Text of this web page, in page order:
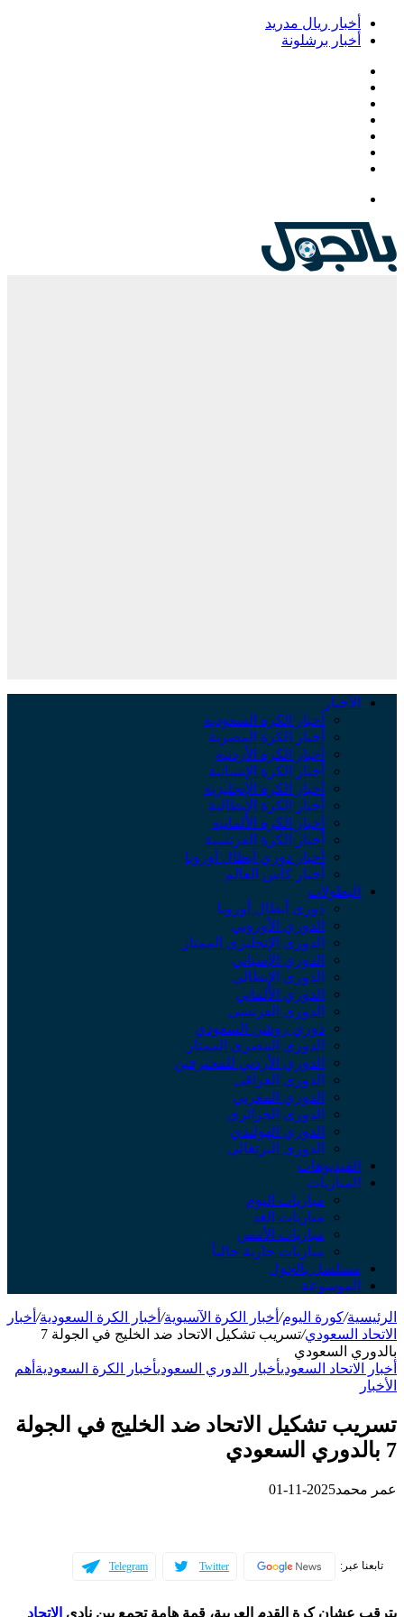
ريال مدريد
برشلونة
أخبار الكرة السعودية
أخبار الكرة المصرية
أخبار الكرة الأردنية
أخبار الكرة الإسبانية
أخبار الكرة الإنجليزية
أخبار الكرة الإيطالية
أخبار الكرة الألمانية
أخبار الكرة الفرنسية
أخبار دوري أبطال أوروبا
أخبار كأس العالم
دوري أبطال أوروبا
الدوري الأوروبي
الدوري الإنجليزي الممتاز
الدوري الإسباني
الدوري الإيطالي
الدوري الألماني
الدوري الفرنسي
دوري روشن السعودي
الدوري المصري الممتاز
الدوري الأردني للمحترفين
الدوري العراقي
الدوري المغربي
الدوري الجزائري
الدوري الهولندي
الدوري البرتغالي
مباريات اليوم
مباريات الغد
مباريات الأمس
مباريات جارية حالياً
بالجول
/كورة اليوم/ أخبار الكرة الآسيوية /أخبار الكرة السعودية/أخبار
السعودي/
السعودي
السعودي أخبار الدوري السعودي أخبار الكرة السعوديةأهم
تشكيل الاتحاد ضد الخليج في الجولة
2025-11-01
Twitter
Telegram
كرة القدم العربية، قمة هامة تجمع بين ناديالاتحاد